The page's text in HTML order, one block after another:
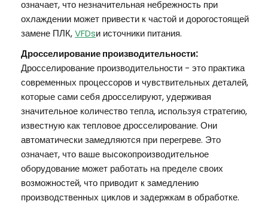
означает, что незначительная небрежность при
охлаждении может привести к частой и дорогостоящей
замене ПЛК,VFDsи источники питания.
Дросселирование производительности:
Дросселирование производительности - это практика
современных процессоров и чувствительных деталей,
которые сами себя дросселируют, удерживая
значительное количество тепла, используя стратегию,
известную как тепловое дросселирование. Они
автоматически замедляются при перегреве. Это
означает, что ваше высокопроизводительное
оборудование может работать на пределе своих
возможностей, что приводит к замедлению
производственных циклов и задержкам в обработке.